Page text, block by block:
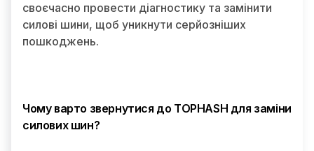
своєчасно провести діагностику та замінити
силові шини, щоб уникнути серйозніших
пошкоджень.
Чому варто звернутися до TOPHASH для заміни
силових шин?